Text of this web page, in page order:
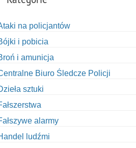
na policjantów
i pobicia
i amunicja
Biuro Śledcze Policji
sztuki
alarmy
ludźmi